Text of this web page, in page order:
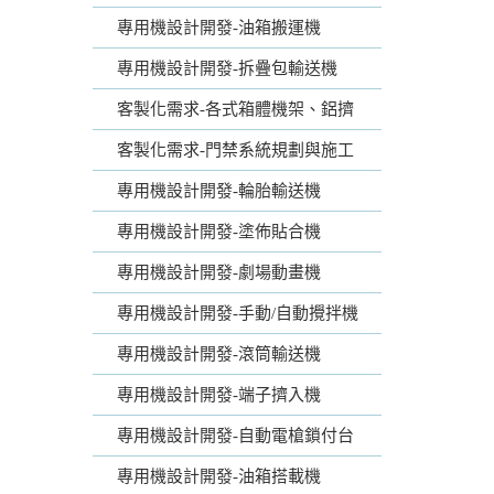
專用機設計開發-油箱搬運機
專用機設計開發-拆疊包輸送機
客製化需求-各式箱體機架、鋁擠
客製化需求-門禁系統規劃與施工
專用機設計開發-輪胎輸送機
專用機設計開發-塗佈貼合機
專用機設計開發-劇場動畫機
專用機設計開發-手動/自動攪拌機
專用機設計開發-滾筒輸送機
專用機設計開發-端子擠入機
專用機設計開發-自動電槍鎖付台
專用機設計開發-油箱搭載機